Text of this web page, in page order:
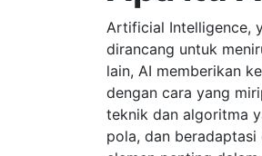
Artificial Intelligence,
dirancang untuk
lain, AI memberikan
dengan cara yang
teknik dan algoritma
pola, dan